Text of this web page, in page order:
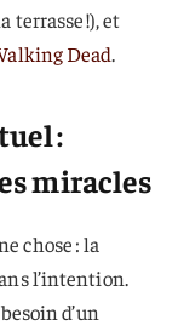
terrasse !), et
Dead.
:
miracles
chose : la
l’intention.
d’un